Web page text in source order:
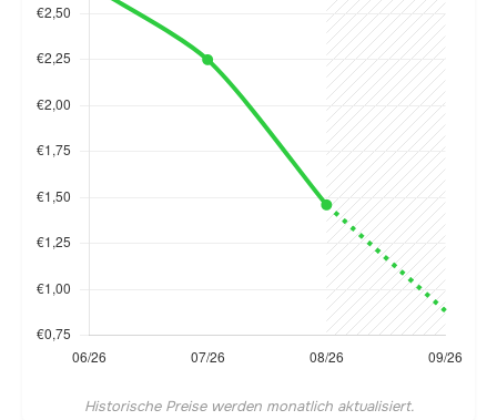
Historische Preise werden monatlich aktualisiert.